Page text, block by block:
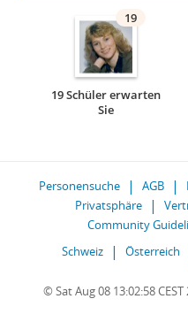
19
19 Schüler erwarten
Sie
Personensuche AGB
Privatsphäre
Community
Schweiz
Österreich
© Sat Aug 08 13:02:58